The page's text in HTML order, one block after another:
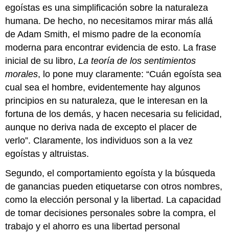
egoístas es una simplificación sobre la naturaleza
humana. De hecho, no necesitamos mirar más allá
de Adam Smith, el mismo padre de la economía
moderna para encontrar evidencia de esto. La frase
inicial de su libro,La teoría de los sentimientos
morales, lo pone muy claramente: “Cuán egoísta sea
cual sea el hombre, evidentemente hay algunos
principios en su naturaleza, que le interesan en la
fortuna de los demás, y hacen necesaria su felicidad,
aunque no deriva nada de excepto el placer de
verlo”. Claramente, los individuos son a la vez
egoístas y altruistas.
Segundo, el comportamiento egoísta y la búsqueda
de ganancias pueden etiquetarse con otros nombres,
como la elección personal y la libertad. La capacidad
de tomar decisiones personales sobre la compra, el
trabajo y el ahorro es una libertad personal